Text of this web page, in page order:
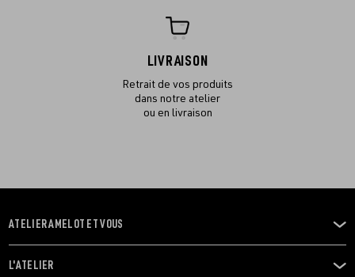
LIVRAISON
Retrait de vos produits
dans notre atelier
ou en livraison
OUVRIR
LE
MENU
ATELIER AMELOT ET VOUS
OUVRIR
L'ATELIER